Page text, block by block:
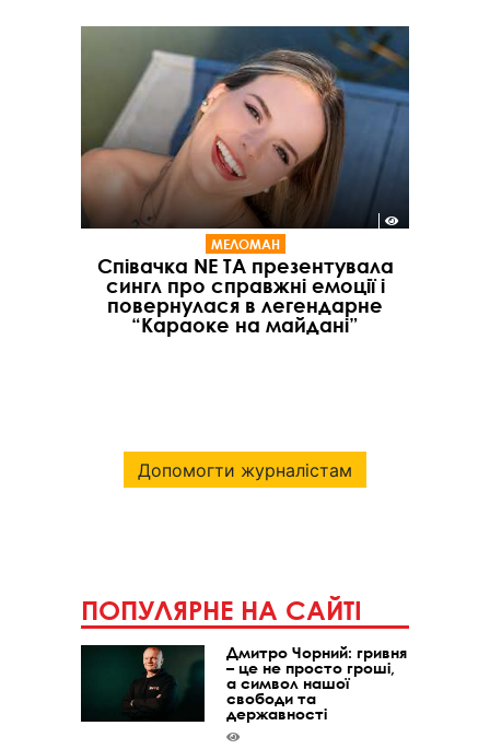
МЕЛОМАН
Співачка NE TA презентувала
сингл про справжні емоції і
повернулася в легендарне
“Караоке на майдані”
Допомогти журналістам
ПОПУЛЯРНЕ НА САЙТІ
Дмитро Чорний: гривня
– це не просто гроші,
а символ нашої
свободи та
державності